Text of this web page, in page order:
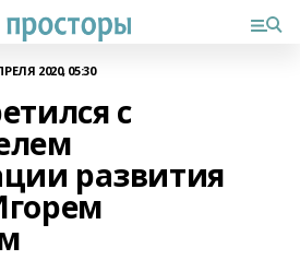
2020, 05:30
с
развития